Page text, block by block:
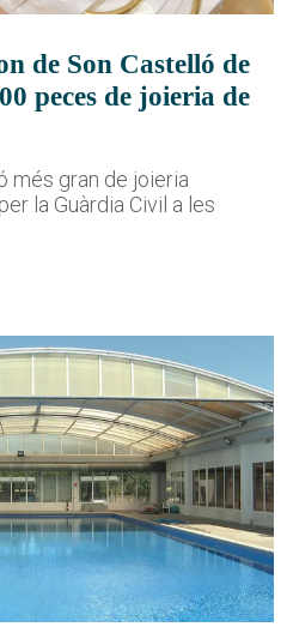
de Son Castelló de
peces de joieria de
més gran de joieria
la Guàrdia Civil a les